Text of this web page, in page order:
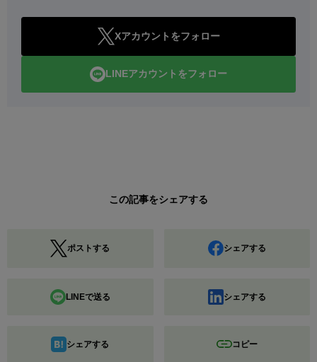
Xアカウントをフォロー
LINEアカウントをフォロー
この記事をシェアする
ポストする シェアする
LINEで送る シェアする
シェアする コピー